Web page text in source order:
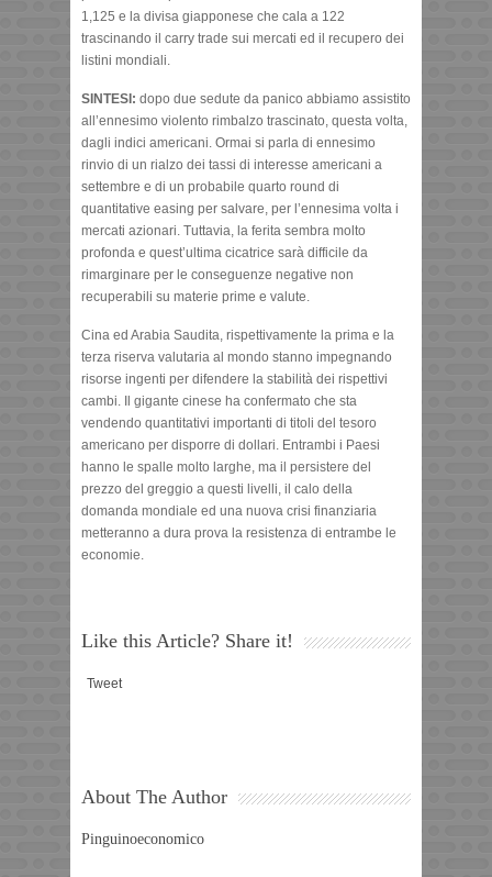
1,125 e la divisa giapponese che cala a 122
trascinando il carry trade sui mercati ed il recupero dei
listini mondiali.
SINTESI: dopo due sedute da panico abbiamo assistito
all’ennesimo violento rimbalzo trascinato, questa volta,
dagli indici americani. Ormai si parla di ennesimo
rinvio di un rialzo dei tassi di interesse americani a
settembre e di un probabile quarto round di
quantitative easing per salvare, per l’ennesima volta i
mercati azionari. Tuttavia, la ferita sembra molto
profonda e quest’ultima cicatrice sarà difficile da
rimarginare per le conseguenze negative non
recuperabili su materie prime e valute.
Cina ed Arabia Saudita, rispettivamente la prima e la
terza riserva valutaria al mondo stanno impegnando
risorse ingenti per difendere la stabilità dei rispettivi
cambi. Il gigante cinese ha confermato che sta
vendendo quantitativi importanti di titoli del tesoro
americano per disporre di dollari. Entrambi i Paesi
hanno le spalle molto larghe, ma il persistere del
prezzo del greggio a questi livelli, il calo della
domanda mondiale ed una nuova crisi finanziaria
metteranno a dura prova la resistenza di entrambe le
economie.
Like this Article? Share it!
Tweet
About The Author
Pinguinoeconomico